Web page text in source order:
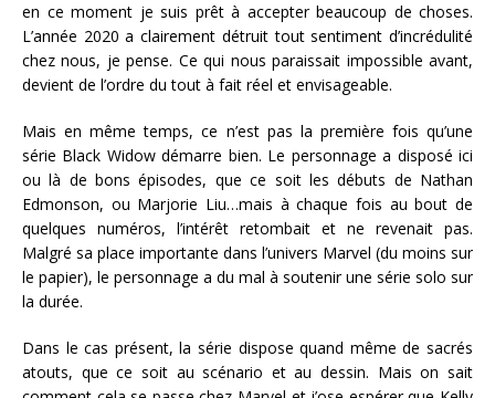
en ce moment je suis prêt à accepter beaucoup de choses.
L’année 2020 a clairement détruit tout sentiment d’incrédulité
chez nous, je pense. Ce qui nous paraissait impossible avant,
devient de l’ordre du tout à fait réel et envisageable.
Mais en même temps, ce n’est pas la première fois qu’une
série Black Widow démarre bien. Le personnage a disposé ici
ou là de bons épisodes, que ce soit les débuts de Nathan
Edmonson, ou Marjorie Liu…mais à chaque fois au bout de
quelques numéros, l’intérêt retombait et ne revenait pas.
Malgré sa place importante dans l’univers Marvel (du moins sur
le papier), le personnage a du mal à soutenir une série solo sur
la durée.
Dans le cas présent, la série dispose quand même de sacrés
atouts, que ce soit au scénario et au dessin. Mais on sait